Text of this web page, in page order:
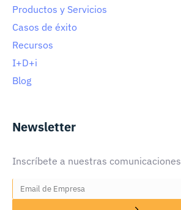
Productos y Servicios
Casos de éxito
Recursos
I+D+i
Blog
Newsletter
Inscríbete a nuestras comunicaciones